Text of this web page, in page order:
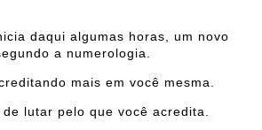
daqui algumas horas, um novo
a numerologia.
mais em você mesma.
de lutar pelo que você acredita.